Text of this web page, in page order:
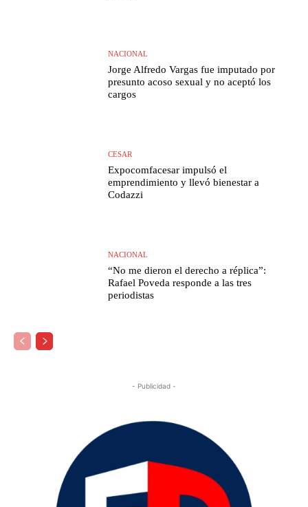
NACIONAL
Jorge Alfredo Vargas fue imputado por
presunto acoso sexual y no aceptó los
cargos
CESAR
Expocomfacesar impulsó el
emprendimiento y llevó bienestar a
Codazzi
NACIONAL
“No me dieron el derecho a réplica”:
Rafael Poveda responde a las tres
periodistas
- Publicidad -